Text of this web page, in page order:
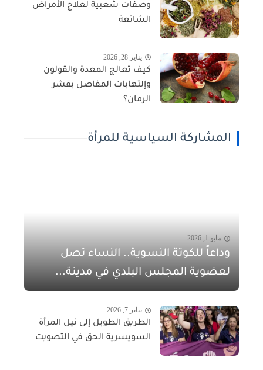
وصفات شعبية لعلاج الأمراض
الشائعة
يناير 28, 2026
كيف تعالج المعدة والقولون
وإلتهابات المفاصل بقشر
الرمان؟
المشاركة السياسية للمرأة
مايو 1, 2026
وداعاً للكوتة النسوية.. النساء تصل
لعضوية المجلس البلدي في مدينة...
يناير 7, 2026
الطريق الطويل إلى نيل المرأة
السويسرية الحق في التصويت